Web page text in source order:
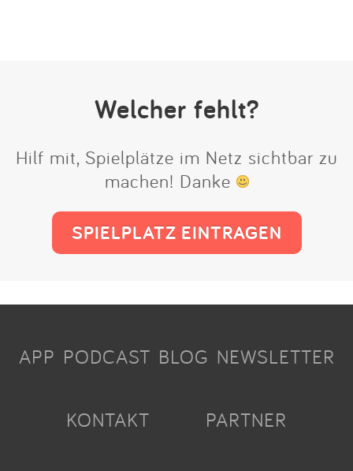
Welcher fehlt?
Hilf mit, Spielplätze im Netz sichtbar zu
machen! Danke
SPIELPLATZ EINTRAGEN
APP PODCAST BLOG NEWSLETTER
KONTAKT PARTNER